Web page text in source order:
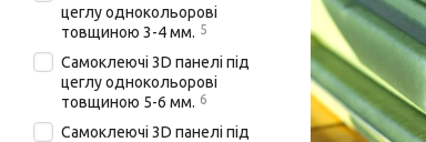
цеглу однокольорові
товщиною 3-4 мм. 5
Самоклеючі 3D панелі під
цеглу однокольорові
товщиною 5-6 мм. 6
Самоклеючі 3D панелі під